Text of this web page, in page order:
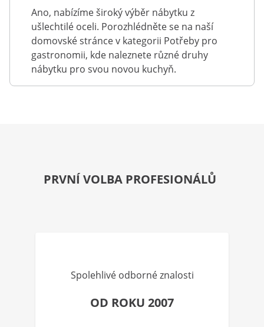
Ano, nabízíme široký výběr nábytku z
ušlechtilé oceli. Porozhlédněte se na naší
domovské stránce v kategorii Potřeby pro
gastronomii, kde naleznete různé druhy
nábytku pro svou novou kuchyň.
PRVNÍ VOLBA PROFESIONÁLŮ
Spolehlivé odborné znalosti
OD ROKU 2007